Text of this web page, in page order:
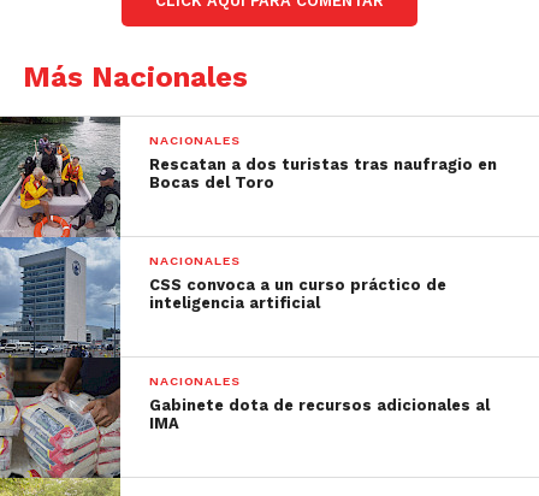
Más Nacionales
NACIONALES
Rescatan a dos turistas tras naufragio en
Bocas del Toro
NACIONALES
CSS convoca a un curso práctico de
inteligencia artificial
NACIONALES
Gabinete dota de recursos adicionales al
IMA